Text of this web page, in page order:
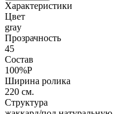
Характеристики
Цвет
gray
Прозрачность
45
Состав
100%P
Ширина ролика
220 см.
Структура